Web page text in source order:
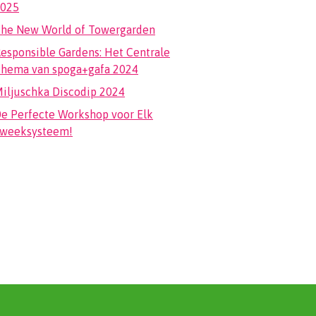
New World of Towergarden
Gardens: Het Centrale
van spoga+gafa 2024
Discodip 2024
Perfecte Workshop voor Elk